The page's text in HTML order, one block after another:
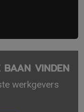
VINDEN
werkgevers